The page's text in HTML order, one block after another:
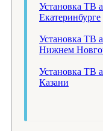
Установка ТВ
Екатеринбурге
Установка ТВ
Нижнем
Установка ТВ
Казани